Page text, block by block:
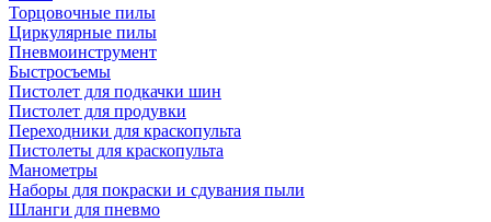
Торцовочные пилы
Циркулярные пилы
Пневмоинструмент
Быстросъемы
Пистолет для подкачки шин
Пистолет для продувки
Переходники для краскопульта
Пистолеты для краскопульта
Манометры
Наборы для покраски и сдувания пыли
Шланги для пневмо